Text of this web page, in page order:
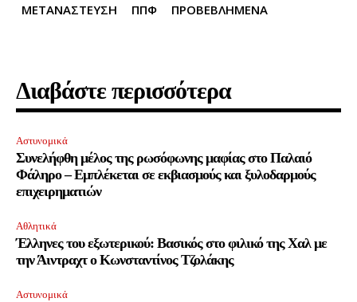
ΜΕΤΑΝΑΣΤΕΥΣΗ
ΠΠΦ ΠΡΟΒΕΒΛΗΜΕΝΑ
Διαβάστε περισσότερα
Αστυνομικά
Συνελήφθη μέλος της ρωσόφωνης μαφίας στο Παλαιό
Φάληρο – Εμπλέκεται σε εκβιασμούς και ξυλοδαρμούς
επιχειρηματιών
Αθλητικά
Έλληνες του εξωτερικού: Βασικός στο φιλικό της Χαλ με
την Άιντραχτ ο Κωνσταντίνος Τζολάκης
Αστυνομικά